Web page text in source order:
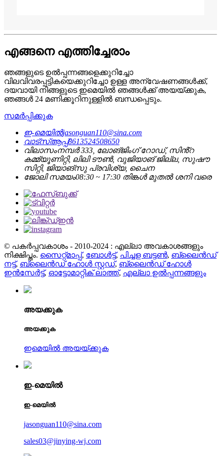
എങ്ങനെ എത്തിച്ചേരാം
ഞങ്ങളുടെ ഉൽപ്പന്നങ്ങളെക്കുറിച്ചോ
വിലവിവരപ്പട്ടികയെക്കുറിച്ചോ ഉള്ള അന്വേഷണങ്ങൾക്ക്,
ദയവായി നിങ്ങളുടെ ഇമെയിൽ ഞങ്ങൾക്ക് അയയ്ക്കുക,
ഞങ്ങൾ 24 മണിക്കൂറിനുള്ളിൽ ബന്ധപ്പെടും.
സമർപ്പിക്കുക
ഇ-മെയിൽjasonguan110@sina.com
വാട്സ്ആപ്പ്8613524508650
വിലാസംനമ്പർ 333, ലോങ്‌ജിംഗ് റോഡ്, സിൻ്റ
കമ്മ്യൂണിറ്റി, ലിലി ടൗൺ, വുജിയാങ് ജില്ല, സുഷൗ
സിറ്റി, ജിയാങ്‌സു പ്രവിശ്യ, ചൈന
ജോലി സമയം08:30 ~ 17:30 തിങ്കൾ മുതൽ ശനി വരെ
© പകർപ്പവകാശം - 2010-2024 : എല്ലാ അവകാശങ്ങളും
നിക്ഷിപ്തം. സൈറ്റ്മാപ്പ്, ബോൾട്ട്, പിച്ചള ബട്ടൺ, ബ്ലൈൻഡ്
നട്ട്, ബ്ലൈൻഡ് ഹോൾ സ്റ്റഡ്, ബ്ലൈൻഡ് ഹോൾ
ഇൻസേർട്ട്, ഓട്ടോമാറ്റിക് ലാത്ത്, എല്ലാ ഉൽപ്പന്നങ്ങളും
അയക്കുക
അയക്കുക
ഇമെയിൽ അയയ്ക്കുക
ഇ-മെയിൽ
ഇ-മെയിൽ
jasonguan110@sina.com
sales03@jinying-wj.com